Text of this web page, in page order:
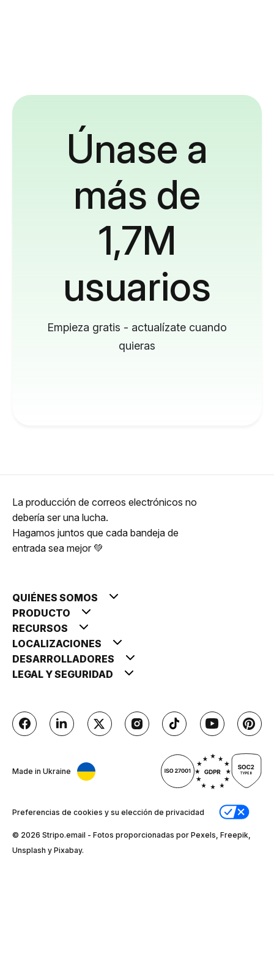
Únase a
más de
1,7M
usuarios
Empieza gratis - actualízate cuando
quieras
La producción de correos electrónicos no
debería ser una lucha.
Hagamos juntos que cada bandeja de
entrada sea mejor 💚
QUIÉNES SOMOS
PRODUCTO
RECURSOS
LOCALIZACIONES
DESARROLLADORES
LEGAL Y SEGURIDAD
Made in Ukraine
Preferencias de cookies y su elección de privacidad
© 2026 Stripо.email - Fotos proporcionadas por Pexels, Freepik,
Unsplash y Pixabay.